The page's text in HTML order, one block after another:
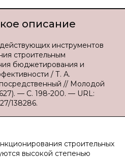
описание
инструментов
строительным
бюджетирования и
/ Т. А.
// Молодой
— С. 198-200. — URL:
138286.
строительных
высокой степенью